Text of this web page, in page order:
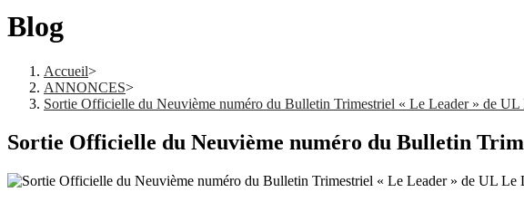
Blog
Accueil>
ANNONCES>
Sortie Officielle du Neuvième numéro du Bulletin Trimestriel « Le Leader » de UL
Sortie Officielle du Neuvième numéro du Bulletin